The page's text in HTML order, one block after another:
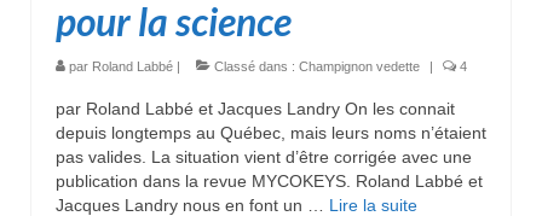
pour la science
par Roland Labbé | Classé dans : Champignon vedette | 4
par Roland Labbé et Jacques Landry On les connait
depuis longtemps au Québec, mais leurs noms n’étaient
pas valides. La situation vient d’être corrigée avec une
publication dans la revue MYCOKEYS. Roland Labbé et
Jacques Landry nous en font un … Lire la suite­­